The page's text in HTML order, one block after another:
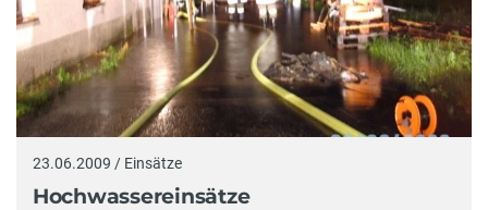
23.06.2009 / Einsätze
Hochwassereinsätze